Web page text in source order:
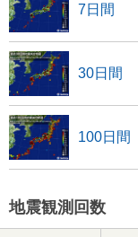
7日間
30日間
100日間
地震観測回数